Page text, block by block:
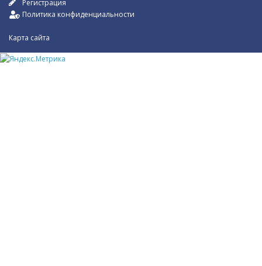
Регистрация
Политика конфиденциальности
Карта сайта